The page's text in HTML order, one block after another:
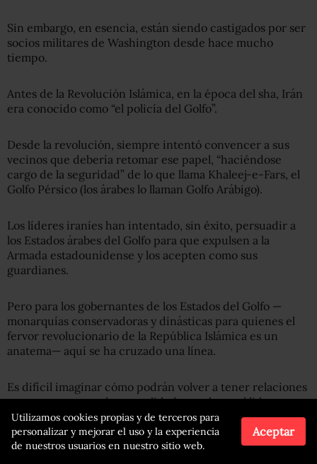
Sin embargo, en esencia, están siendo castigados por ser
socios militares de Washington desde hace mucho
tiempo.
Antes de la Revolución Islámica, en la época del sha, Irán
era conocido como “el policía del Golfo”.
Desde la revolución, siempre intentó convencer a sus
vecinos que debería retomar ese papel, “haciéndose
cargo de la seguridad” de lo que llama Khaleej-e-Fars, el
Golfo Pérsico (los árabes lo llaman Golfo Arábigo).
Los líderes iraníes han intentado, sin éxito, persuadir a
los Estados árabes del Golfo para que expulsen a la
Armada estadounidense y los acepten como sus
guardianes.
Pero para los gobernantes de los Estados del Golfo —
monarquías conservadoras y dinásticas para quienes el
fervor revolucionario de la República Islámica es un
anatema— aquí se ha cruzado una línea.
Es difícil imaginar cómo podrán volver a tener relaciones
que se acerquen a la normalidad con el actual liderazgo
iraní, es decir, si este sobrevive a esta guerra.
Arabia Saudita y Omán, dos países que desde hace
Utilizamos cookies propias y de terceros para
personalizar y mejorar el uso y la experiencia
de nuestros usuarios en nuestro sitio web.
Aceptar